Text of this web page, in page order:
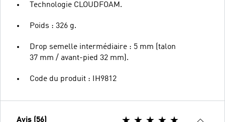
Technologie CLOUDFOAM.
Poids : 326 g.
Drop semelle intermédiaire : 5 mm (talon
37 mm / avant-pied 32 mm).
Code du produit : IH9812
Avis (56)